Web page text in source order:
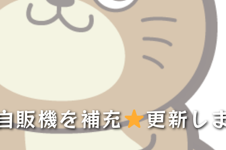
販機を補充 更新し